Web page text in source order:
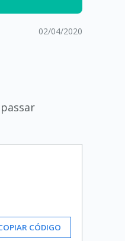
02/04/2020
CÓDIGO